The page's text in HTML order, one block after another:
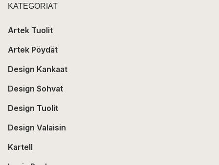
KATEGORIAT
Artek Tuolit
Artek Pöydät
Design Kankaat
Design Sohvat
Design Tuolit
Design Valaisin
Kartell